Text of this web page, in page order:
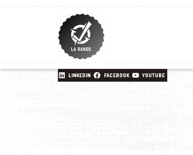
LINKEDIN FACEBOOK YOUTUBE